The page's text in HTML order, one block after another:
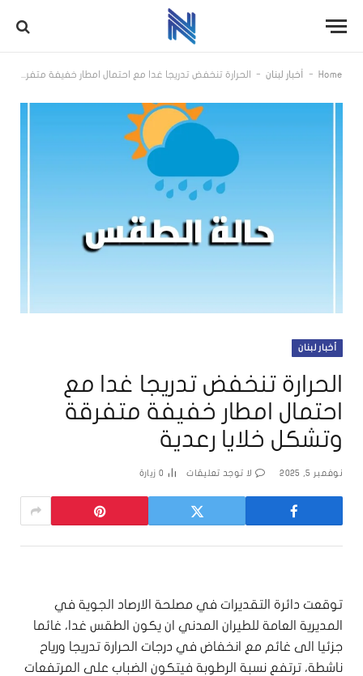
Home
- أخبار لبنان - الحرارة تنخفض تدريجا غدا مع احتمال امطار خفيفة متفرقة وتشكل خلايا رعدية
أخبار لبنان
الحرارة تنخفض تدريجا غدا مع
احتمال امطار خفيفة متفرقة
وتشكل خلايا رعدية
نوفمبر 5, 2025 لا توجد تعليقات 0 زيارة
توقعت دائرة التقديرات في مصلحة الارصاد الجوية في
المديرية العامة للطيران المدني ان يكون الطقس غدا، غائما
جزئيا الى غائم مع انخفاض في درجات الحرارة تدريجا ورياح
ناشطة، ترتفع نسبة الرطوبة فيتكون الضباب على المرتفعات